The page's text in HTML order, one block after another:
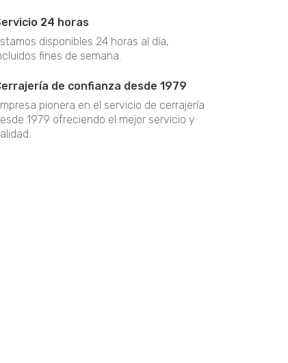
24 horas
disponibles 24 horas al día,
fines de semana.
de confianza desde 1979
pionera en el servicio de cerrajería
1979 ofreciendo el mejor servicio y